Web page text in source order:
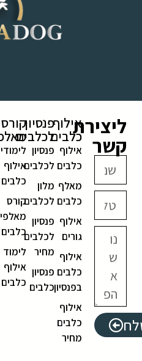
ליצירת
קשר
אילוף
כלבים
אילוף
כלבים
מאלף
כלבים
אילוף
גורים
אילוף
כלבים
בפנסיון
אילוף
כלבים
מחיר
פנסיון
לכלבים
פנסיון
לכלבים
מלון
לכלבים
פנסיון
לכלבים
מחיר
פנסיון
כלבים
קורס
לימודי
אילוף
כלבים
קורס
מאלפי
כלבים
לימוד
אילוף
כלבים